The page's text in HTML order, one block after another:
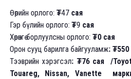
Өөрийн орлого: ₮47 сая
Гэр бүлийн орлого: ₮9 сая
Хөрөнгө борлуулсны орлого: ₮0 сая
Орон сууц барилга байгууламж:
Тээврийн хэрэгсэл: ₮76 сая /
Touareg, Nissan, Vanette